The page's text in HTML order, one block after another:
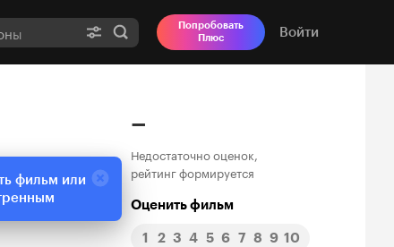
Попробовать
Плюс
Войти
–
Недостаточно оценок,
рейтинг формируется
Оценить фильм
1 2 3 4 5 6 7 8 9 10
фильм или